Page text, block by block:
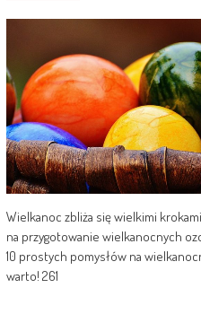
Wielkanoc zbliża się wielkimi
na przygotowanie wielkanocnych
10 prostych pomysłów na
warto! 261